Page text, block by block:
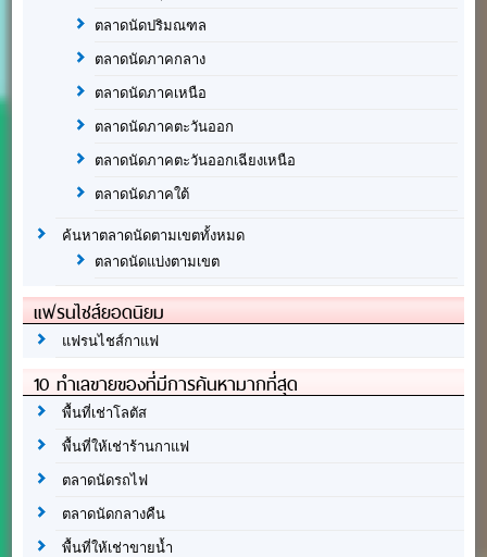
ตลาดนัดปริมณฑล
ตลาดนัดภาคกลาง
ตลาดนัดภาคเหนือ
ตลาดนัดภาคตะวันออก
ตลาดนัดภาคตะวันออกเฉียงเหนือ
ตลาดนัดภาคใต้
ค้นหาตลาดนัดตามเขตทั้งหมด
ตลาดนัดแบ่งตามเขต
แฟรนไชส์ยอดนิยม
แฟรนไชส์กาแฟ
10 ทำเลขายของที่มีการค้นหามากที่สุด
พื้นที่เช่าโลตัส
พื้นที่ให้เช่าร้านกาแฟ
ตลาดนัดรถไฟ
ตลาดนัดกลางคืน
พื้นที่ให้เช่าขายน้ำ